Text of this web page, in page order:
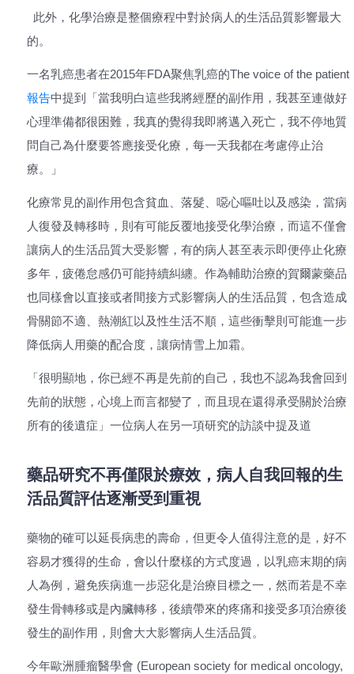
此外，化學治療是整個療程中對於病人的生活品質影響最大
的。
一名乳癌患者在2015年FDA聚焦乳癌的The voice of the patient
報告中提到「當我明白這些我將經歷的副作用，我甚至連做好
心理準備都很困難，我真的覺得我即將邁入死亡，我不停地質
問自己為什麼要答應接受化療，每一天我都在考慮停止治
療。」
化療常見的副作用包含貧血、落髮、噁心嘔吐以及感染，當病
人復發及轉移時，則有可能反覆地接受化學治療，而這不僅會
讓病人的生活品質大受影響，有的病人甚至表示即便停止化療
多年，疲倦怠感仍可能持續糾纏。作為輔助治療的賀爾蒙藥品
也同樣會以直接或者間接方式影響病人的生活品質，包含造成
骨關節不適、熱潮紅以及性生活不順，這些衝擊則可能進一步
降低病人用藥的配合度，讓病情雪上加霜。
「很明顯地，你已經不再是先前的自己，我也不認為我會回到
先前的狀態，心境上而言都變了，而且現在還得承受關於治療
所有的後遺症」一位病人在另一項研究的訪談中提及道
藥品研究不再僅限於療效，病人自我回報的生
活品質評估逐漸受到重視
藥物的確可以延長病患的壽命，但更令人值得注意的是，好不
容易才獲得的生命，會以什麼樣的方式度過，以乳癌末期的病
人為例，避免疾病進一步惡化是治療目標之一，然而若是不幸
發生骨轉移或是內臟轉移，後續帶來的疼痛和接受多項治療後
發生的副作用，則會大大影響病人生活品質。
今年歐洲腫瘤醫學會 (European society for medical oncology,